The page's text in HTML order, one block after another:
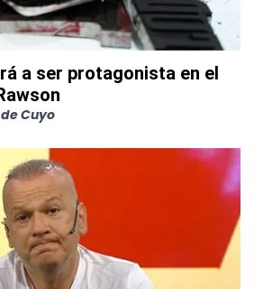
a ser protagonista en el
Cuyo